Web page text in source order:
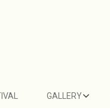
GALLERY